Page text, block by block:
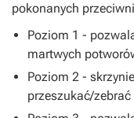
pokonanych
Poziom 1 -
martwych
Poziom 2 -
przeszukać/